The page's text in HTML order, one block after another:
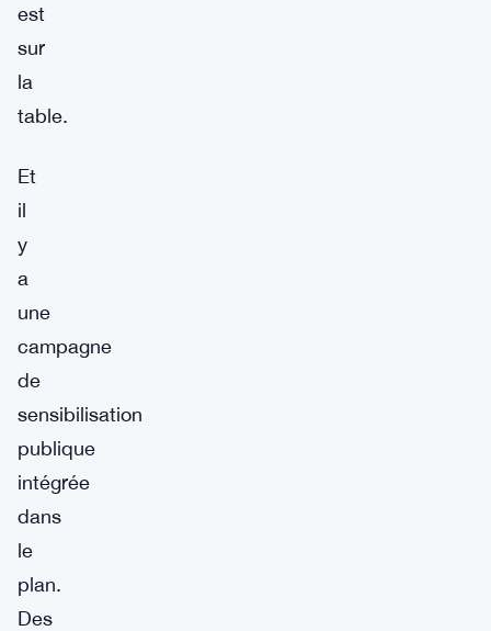
est
sur
la
table.
Et
il
y
a
une
campagne
de
sensibilisation
publique
intégrée
dans
le
plan.
Des